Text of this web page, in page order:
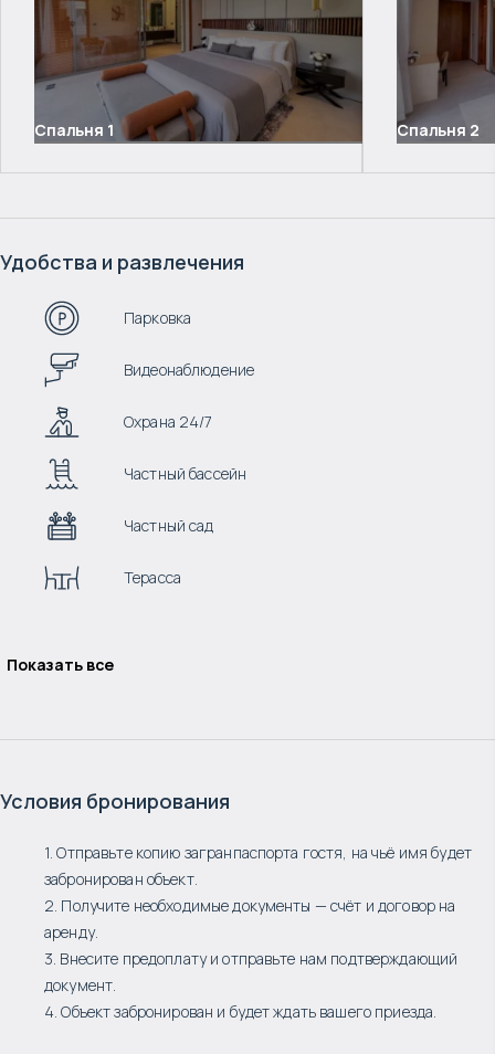
Спальня 1 Спальня 2
Удобства и развлечения
Парковка
Видеонаблюдение
Охрана 24/7
Частный бассейн
Частный сад
Терасса
Показать все
Условия бронирования
1. Отправьте копию загранпаспорта гостя, на чьё имя будет
забронирован объект.
2. Получите необходимые документы — счёт и договор на
аренду.
3. Внесите предоплату и отправьте нам подтверждающий
документ.
4. Объект забронирован и будет ждать вашего приезда.